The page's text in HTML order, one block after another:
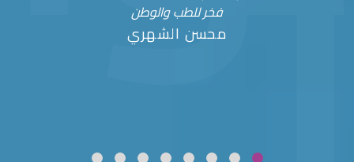
فخر للطب والوطن
محسن الشهري